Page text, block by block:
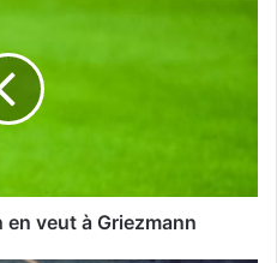
en veut à Griezmann